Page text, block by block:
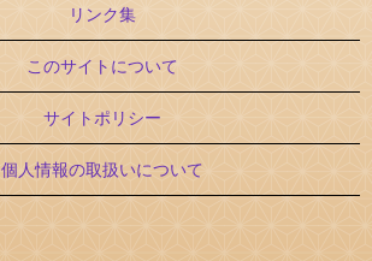
リンク集
このサイトについて
サイトポリシー
個人情報の取扱いについて